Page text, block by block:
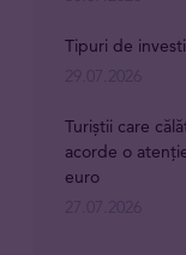
Tipuri de
Turiștii care
acorde o
euro